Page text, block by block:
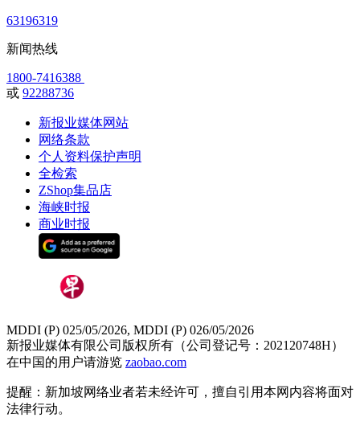
63196319
新闻热线
1800-7416388
或 92288736
新报业媒体网站
网络条款
个人资料保护声明
全检索
ZShop集品店
海峡时报
商业时报
MDDI (P) 025/05/2026, MDDI (P) 026/05/2026
新报业媒体有限公司版权所有（公司登记号：202120748H）
在中国的用户请游览 zaobao.com
提醒：新加坡网络业者若未经许可，擅自引用本网内容将面对
法律行动。